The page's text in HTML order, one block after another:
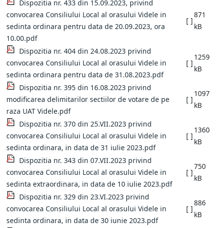
Dispozitia nr. 433 din 15.09.2023, privind
convocarea Consiliului Local al orasului Videle in
sedinta ordinara pentru data de 20.09.2023, ora
10.00.pdf
[ ]
871
kB
Dispozitia nr. 404 din 24.08.2023 privind
convocarea Consiliului Local al orasului Videle in
sedinta ordinara pentru data de 31.08.2023.pdf
[ ]
1259
kB
Dispozitia nr. 395 din 16.08.2023 privind
modificarea delimitarilor sectiilor de votare de pe
raza UAT Videle.pdf
[ ]
1097
kB
Dispozitia nr. 370 din 25.VII.2023 privind
convocarea Consiliului Local al orasului Videle in
sedinta ordinara, in data de 31 iulie 2023.pdf
[ ]
1360
kB
Dispozitia nr. 343 din 07.VII.2023 privind
convocarea Consiliului Local al orasului Videle in
sedinta extraordinara, in data de 10 iulie 2023.pdf
[ ]
750
kB
Dispozitia nr. 329 din 23.VI.2023 privind
convocarea Consiliului Local al orasului Videle in
sedinta ordinara, in data de 30 iunie 2023.pdf
[ ]
886
kB